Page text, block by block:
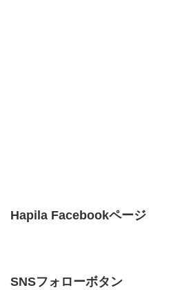
Hapila Facebookページ
SNSフォローボタン